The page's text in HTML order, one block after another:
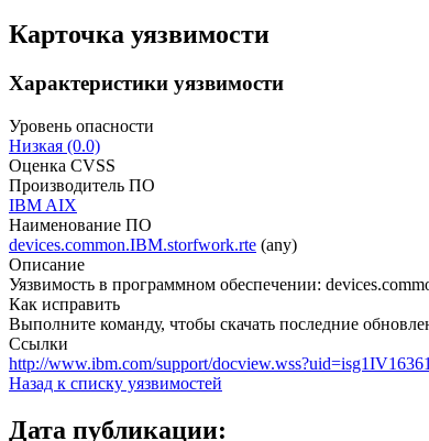
Карточка уязвимости
Характеристики уязвимости
Уровень опасности
Низкая (0.0)
Оценка CVSS
Производитель ПО
IBM AIX
Наименование ПО
devices.common.IBM.storfwork.rte (any)
Описание
Уязвимость в программном обеспечении:
Как исправить
Выполните команду, чтобы скачать последние
Ссылки
http://www.ibm.com/support/docview.wss?uid=isg1IV16361
Назад к списку уязвимостей
Дата публикации: